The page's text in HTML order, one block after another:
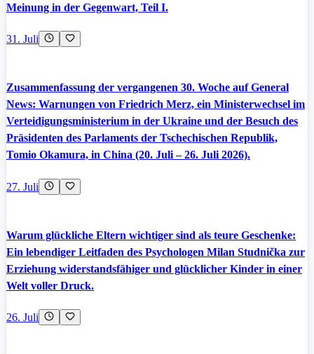
Meinung in der Gegenwart, Teil I.
31. Juli
Zusammenfassung der vergangenen 30. Woche auf General
News: Warnungen von Friedrich Merz, ein Ministerwechsel im
Verteidigungsministerium in der Ukraine und der Besuch des
Präsidenten des Parlaments der Tschechischen Republik,
Tomio Okamura, in China (20. Juli – 26. Juli 2026).
27. Juli
Warum glückliche Eltern wichtiger sind als teure Geschenke:
Ein lebendiger Leitfaden des Psychologen Milan Studnička zur
Erziehung widerstandsfähiger und glücklicher Kinder in einer
Welt voller Druck.
26. Juli